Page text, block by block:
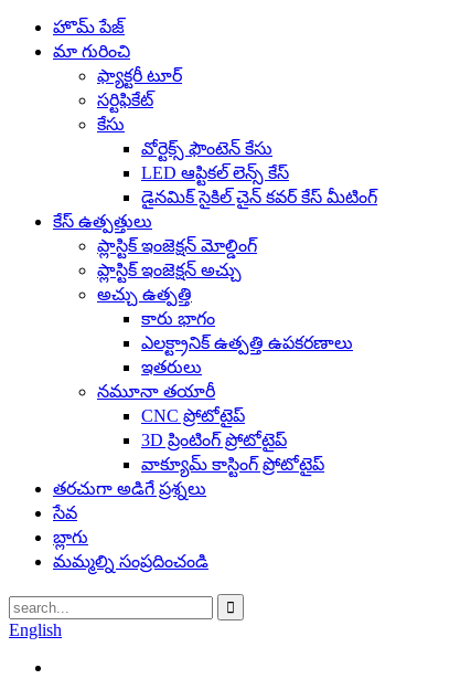
హొమ్ పేజ్
మా గురించి
ఫ్యాక్టరీ టూర్
సర్టిఫికేట్
కేసు
వోర్టెక్స్ ఫౌంటెన్ కేసు
LED ఆప్టికల్ లెన్స్ కేస్
డైనమిక్ సైకిల్ చైన్ కవర్ కేస్ మీటింగ్
కేస్ ఉత్పత్తులు
ప్లాస్టిక్ ఇంజెక్షన్ మోల్డింగ్
ప్లాస్టిక్ ఇంజెక్షన్ అచ్చు
అచ్చు ఉత్పత్తి
కారు భాగం
ఎలక్ట్రానిక్ ఉత్పత్తి ఉపకరణాలు
ఇతరులు
నమూనా తయారీ
CNC ప్రోటోటైప్
3D ప్రింటింగ్ ప్రోటోటైప్
వాక్యూమ్ కాస్టింగ్ ప్రోటోటైప్
తరచుగా అడిగే ప్రశ్నలు
సేవ
బ్లాగు
మమ్మల్ని సంప్రదించండి
English